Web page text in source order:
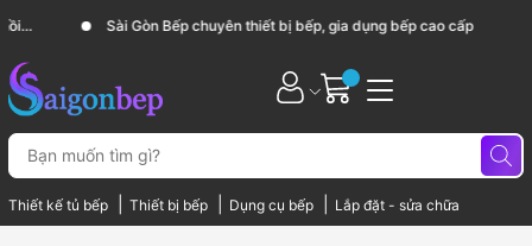
Sài Gòn Bếp chuyên thiết bị bếp, gia dụng bếp cao cấp
Thiết kế tủ bếp Thiết bị bếp Dụng cụ bếp Lắp đặt - sửa chữa